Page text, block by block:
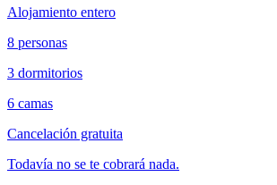
Alojamiento entero
8 personas
3 dormitorios
6 camas
Cancelación gratuita
Todavía no se te cobrará nada.